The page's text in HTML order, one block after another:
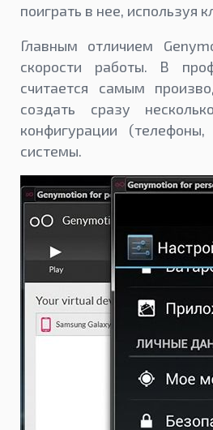
поиграть в нее, используя
Главным отличием
скорости работы. В
считается самым
создать сразу
конфигурации
системы.